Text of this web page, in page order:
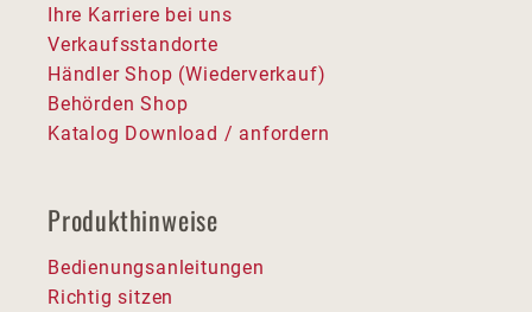
Ihre Karriere bei uns
Verkaufsstandorte
Händler Shop (Wiederverkauf)
Behörden Shop
Katalog Download / anfordern
Produkthinweise
Bedienungsanleitungen
Richtig sitzen